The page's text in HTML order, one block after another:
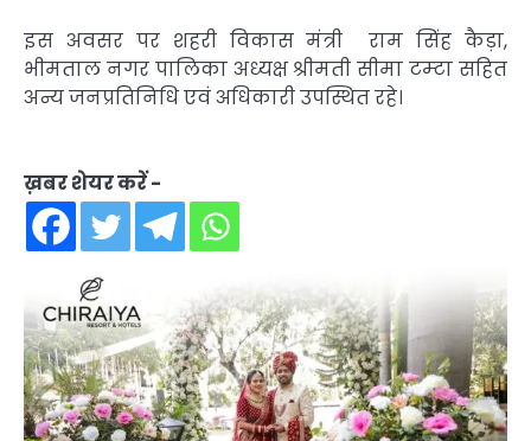
इस अवसर पर शहरी विकास मंत्री राम सिंह कैड़ा,
भीमताल नगर पालिका अध्यक्ष श्रीमती सीमा टम्टा सहित
अन्य जनप्रतिनिधि एवं अधिकारी उपस्थित रहे।
ख़बर शेयर करें -